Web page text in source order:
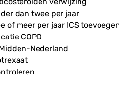
dan twee per jaar
of meer per jaar ICS toevoegen
COPD
Nederland